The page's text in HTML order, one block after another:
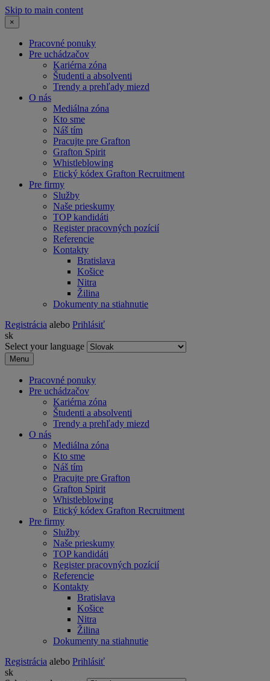
Skip to main content
×
Pracovné ponuky
Pre uchádzačov
Kariérna zóna
Študenti a absolventi
Trendy a prehľady miezd
O nás
Mediálna zóna
Kto sme
Náš tím
Pracujte pre Grafton
Grafton Spirit
Whistleblowing
Etický kódex Grafton Recruitment
Pre firmy
Služby
Naše prieskumy
TOP kandidáti
Register pracovných pozícií
Referencie
Kontakty
Bratislava
Košice
Nitra
Žilina
Dokumenty na stiahnutie
Registrácia alebo Prihlásiť
sk
Select your language
Menu
Pracovné ponuky
Pre uchádzačov
Kariérna zóna
Študenti a absolventi
Trendy a prehľady miezd
O nás
Mediálna zóna
Kto sme
Náš tím
Pracujte pre Grafton
Grafton Spirit
Whistleblowing
Etický kódex Grafton Recruitment
Pre firmy
Služby
Naše prieskumy
TOP kandidáti
Register pracovných pozícií
Referencie
Kontakty
Bratislava
Košice
Nitra
Žilina
Dokumenty na stiahnutie
Registrácia alebo Prihlásiť
sk